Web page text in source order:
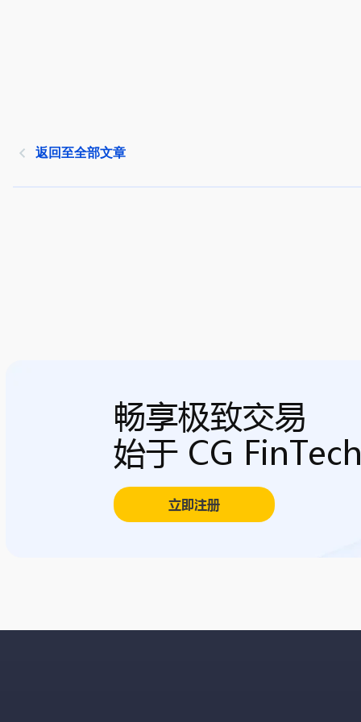
返回至全部文章
畅享极致交易
始于 CG
立即注册